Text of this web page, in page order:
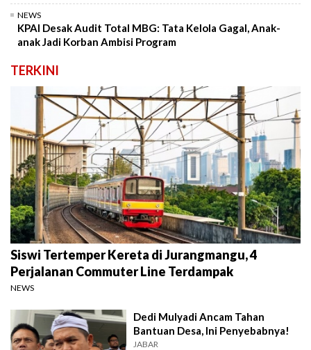
NEWS
KPAI Desak Audit Total MBG: Tata Kelola Gagal, Anak-
anak Jadi Korban Ambisi Program
TERKINI
Siswi Tertemper Kereta di Jurangmangu, 4
Perjalanan Commuter Line Terdampak
NEWS
Dedi Mulyadi Ancam Tahan
Bantuan Desa, Ini Penyebabnya!
JABAR